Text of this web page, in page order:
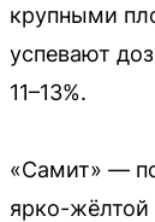
крупными
успевают
11–13%.
«Самит» —
ярко-жёлтой